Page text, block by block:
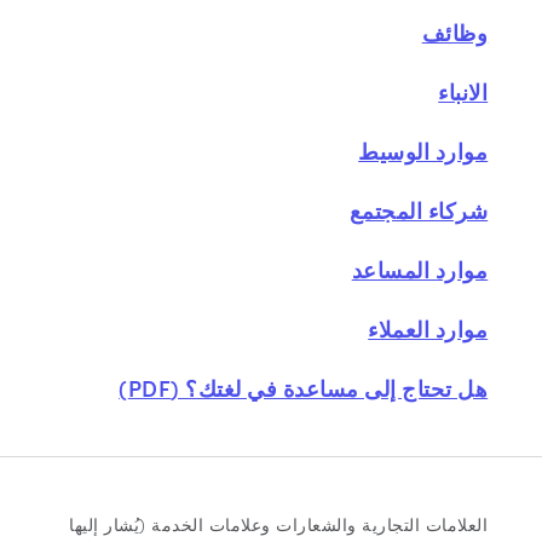
وظائف
الانباء
موارد الوسيط
شركاء المجتمع
موارد المساعد
موارد العملاء
هل تحتاج إلى مساعدة في لغتك؟ (PDF)
العلامات التجارية والشعارات وعلامات الخدمة (يُشار إليها